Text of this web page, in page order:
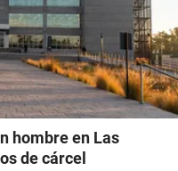
hombre en Las
de cárcel